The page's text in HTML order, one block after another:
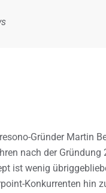
Gründer Martin
nach der
ist wenig
Konkurrenten hin